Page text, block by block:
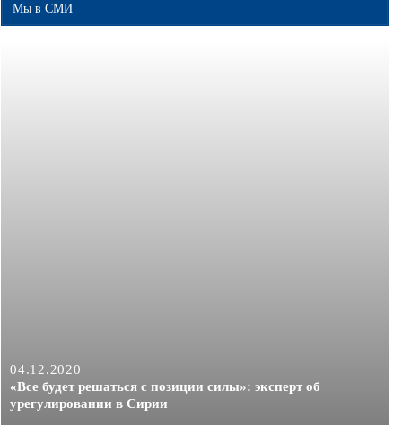
Мы в СМИ
04.12.2020
«Все будет решаться с позиции силы»: эксперт об
урегулировании в Сирии